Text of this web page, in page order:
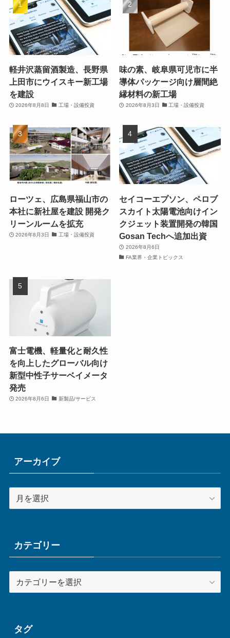
軽井沢蒸留酒製造、長野県
上田市にウイスキー新工場
を建設
2026年8月8日 工場・設備投資
味の素、岐阜県可児市に半
導体パッケージ向け層間絶
縁材料の新工場
2026年8月3日 工場・設備投資
ローツェ、広島県福山市の
本社に新社屋を建設 開発ク
リーンルームを拡充
2026年8月3日 工場・設備投資
セイコーエプソン、ペロブ
スカイト太陽電池向けイン
クジェット装置開発の韓国
Gosan Techへ追加出資
2026年8月6日
FA業界・企業トピックス
富士電機、軽量化と耐久性
を向上したグローバル向け
新型中性子サーベイメータ
発売
2026年8月6日 新製品/サービス
アーカイブ
ー
ブカテゴリー
テ
ータグ